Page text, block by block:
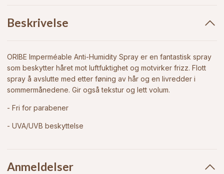
Beskrivelse
ORIBE Imperméable Anti-Humidity Spray er en fantastisk spray
som beskytter håret mot luftfuktighet og motvirker frizz. Flott
spray å avslutte med etter føning av hår og en livredder i
sommermånedene. Gir også tekstur og lett volum.
- Fri for parabener
- UVA/UVB beskyttelse
Anmeldelser